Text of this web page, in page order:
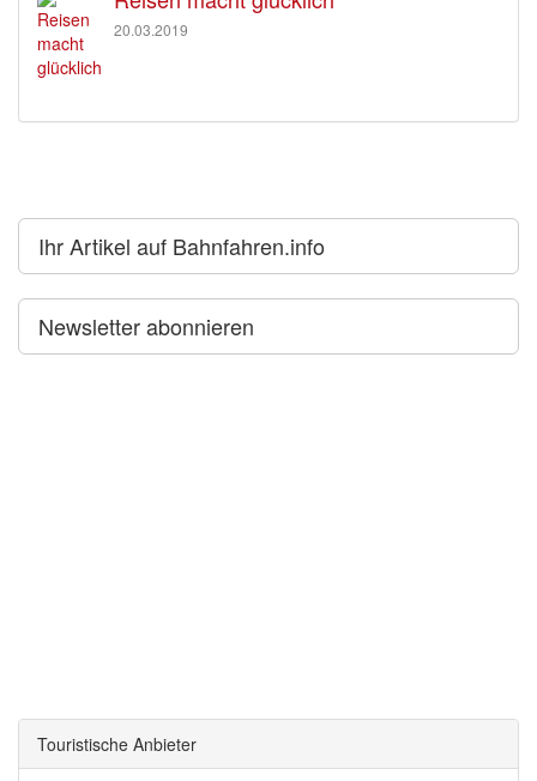
20.03.2019
Ihr Artikel auf Bahnfahren.info
Newsletter abonnieren
Touristische Anbieter